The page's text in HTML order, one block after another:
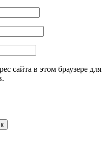
сайта в этом браузере для